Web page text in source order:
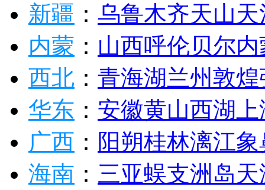
新疆 ： 乌鲁木齐天山天
内蒙 ： 山西呼伦贝尔
西北 ： 青海湖兰州敦煌
华东 ： 安徽黄山西湖
广西 ： 阳朔桂林漓江象
海南 ： 三亚蜈支洲岛